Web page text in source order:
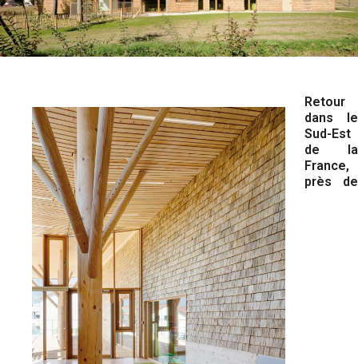
Retour
dans le
Sud-Est
de la
France,
près de